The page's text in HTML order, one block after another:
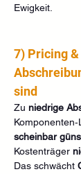
Ewigkeit.
7) Pricing
sind
Zu niedrige
scheinbar
Kostenträger
Das schwächt